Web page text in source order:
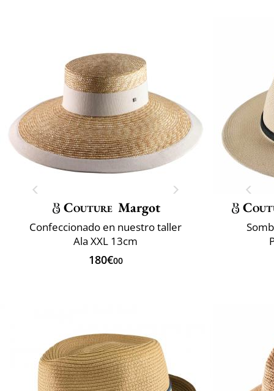
Couture Margot
Confeccionado en nuestro taller
Ala XXL 13cm
180€00